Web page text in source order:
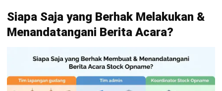
Siapa Saja yang Berhak Melakukan &
Menandatangani Berita Acara?